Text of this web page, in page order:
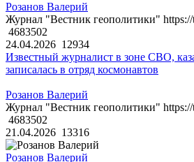
Розанов Валерий
Журнал "Вестник геополитики" https://
4683502
24.04.2026 12934
Известный журналист в зоне СВО,
записалась в отряд космонавтов
Розанов Валерий
Журнал "Вестник геополитики" https://
4683502
21.04.2026 13316
Розанов Валерий